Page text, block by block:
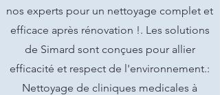
nos experts pour un nettoyage complet et
efficace après rénovation !. Les solutions
de Simard sont conçues pour allier
efficacité et respect de l'environnement.:
Nettoyage de cliniques medicales à